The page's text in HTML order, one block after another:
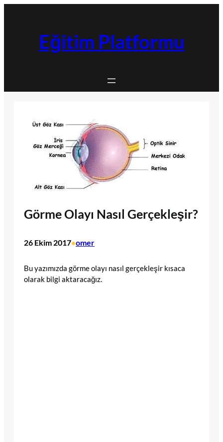
Eğitim Platformu
Görme Olayı Nasıl Gerçekleşir?
26 Ekim 2017•omer
Bu yazımızda görme olayı nasıl gerçekleşir kısaca
olarak bilgi aktaracağız.